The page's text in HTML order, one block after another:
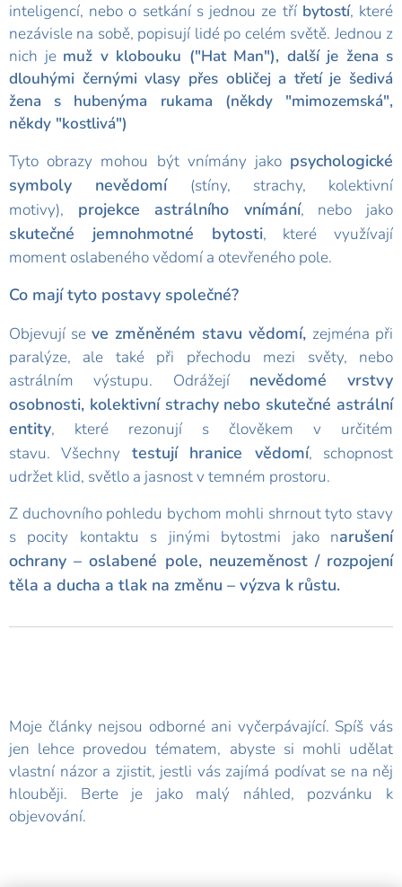
inteligencí, nebo o setkání s jednou ze tří bytostí, které
nezávisle na sobě, popisují lidé po celém světě. Jednou z
nich je muž v klobouku ("Hat Man"), další je žena s
dlouhými černými vlasy přes obličej a třetí je šedivá
žena s hubenýma rukama (někdy "mimozemská",
někdy "kostlivá")
Tyto obrazy mohou být vnímány jako psychologické
symboly nevědomí(stíny, strachy, kolektivní
motivy), projekce astrálního vnímání, nebo jako
skutečné jemnohmotné bytosti, které využívají
moment oslabeného vědomí a otevřeného pole.
Co mají tyto postavy společné?
Objevují se ve změněném stavu vědomí, zejména při
paralýze, ale také při přechodu mezi světy, nebo
astrálním výstupu. Odrážejí nevědomé vrstvy
osobnosti, kolektivní strachy nebo skutečné astrální
entity, které rezonují s člověkem v určitém
stavu. Všechny testují hranice vědomí, schopnost
udržet klid, světlo a jasnost v temném prostoru.
Z duchovního pohledu bychom mohli shrnout tyto stavy
s pocity kontaktu s jinými bytostmi jako narušení
ochrany – oslabené pole, neuzeměnost / rozpojení
těla a ducha a tlak na změnu – výzva k růstu.
Moje články nejsou odborné ani vyčerpávající. Spíš vás
jen lehce provedou tématem, abyste si mohli udělat
vlastní názor a zjistit, jestli vás zajímá podívat se na něj
hlouběji. Berte je jako malý náhled, pozvánku k
objevování.